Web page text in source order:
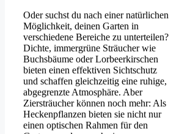
Oder suchst du nach einer natürlichen
Möglichkeit, deinen Garten in
verschiedene Bereiche zu unterteilen?
Dichte, immergrüne Sträucher wie
Buchsbäume oder Lorbeerkirschen
bieten einen effektiven Sichtschutz
und schaffen gleichzeitig eine ruhige,
abgegrenzte Atmosphäre. Aber
Ziersträucher können noch mehr: Als
Heckenpflanzen bieten sie nicht nur
einen optischen Rahmen für den